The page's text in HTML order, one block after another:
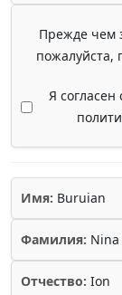
Прежде чем
пожалуйста,
Я
Имя: Buruian
Фамилия: Nina
Отчество: Ion